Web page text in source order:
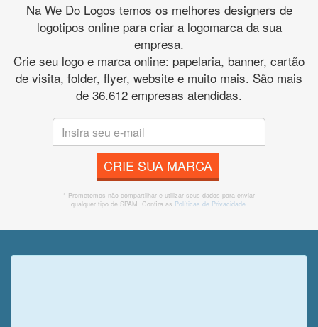
Na We Do Logos temos os melhores designers de
logotipos online para criar a logomarca da sua
empresa.
Crie seu logo e marca online: papelaria, banner, cartão
de visita, folder, flyer, website e muito mais. São mais
de 36.612 empresas atendidas.
CRIE SUA MARCA
* Prometemos não compartilhar e utilizar seus dados para enviar
qualquer tipo de SPAM. Confira as Políticas de Privacidade.